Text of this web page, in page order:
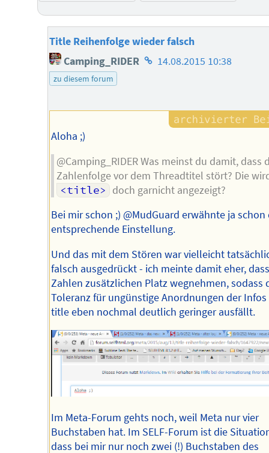
Title Reihenfolge wieder falsch
Camping_RIDER Homepage
14.08.2015 10:38
zu diesem forum
Aloha ;)
@Camping_RIDER Was meinst du damit, dass
Zahlenfolge vor dem Threadtitel stört? Die
<title> doch garnicht angezeigt?
Bei mir schon ;) @MudGuard erwähnte ja schon
entsprechende Einstellung.
Und das mit dem Stören war vielleicht
falsch ausgedrückt - ich meinte damit eher,
Zahlen zusätzlichen Platz wegnehmen, sodass
Toleranz für ungünstige Anordnungen der Infos
title eben nochmal deutlich geringer ausfällt.
Im Meta-Forum gehts noch, weil Meta nur vier
Buchstaben hat. Im SELF-Forum ist die
dass bei mir nur noch zwei (!) Buchstaben des